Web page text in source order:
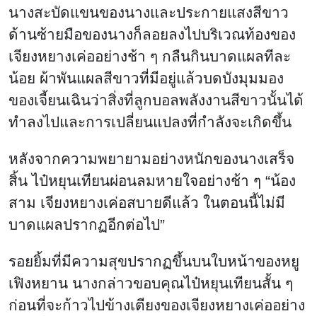
นางสะบัดแขนของนางและประกายแสงสีขาว
ด้านซ้ายมือของนางก็ลอยลงไปบริเวณท้องของ
เจียงหยางเค่ออย่างช้า ๆ กลืนกินบาดแผลทีละ
น้อย ผ้าพันแผลสีขาวที่มีอยู่แล้วบดบังมุมมอง
ของเจี้ยนเฉินว่าสิ่งที่ลูกบอลพลังงานสีขาวนั้นได้
ทำลงไปและการเปลี่ยนแปลงที่กำลังจะเกิดขึ้น
หลังจากความพยายามอย่างหนักของนางเสร็จ
สิ้น ไป๋หยุนเทียนผ่อนลมหายใจอย่างช้า ๆ “น้อง
สาม เจียงหยางเค่อสบายดีแล้ว ในตอนนี้ไม่มี
บาดแผลปรากฏอีกต่อไป”
รอยยิ้มที่มีความสุขปรากฏขึ้นบนใบหน้าของหยู
เฟิงหยาน นางกล่าวขอบคุณไป๋หยุนเทียนสั้น ๆ
ก่อนที่จะก้าวไปข้างเตียงของเจียงหยางเค่ออย่าง